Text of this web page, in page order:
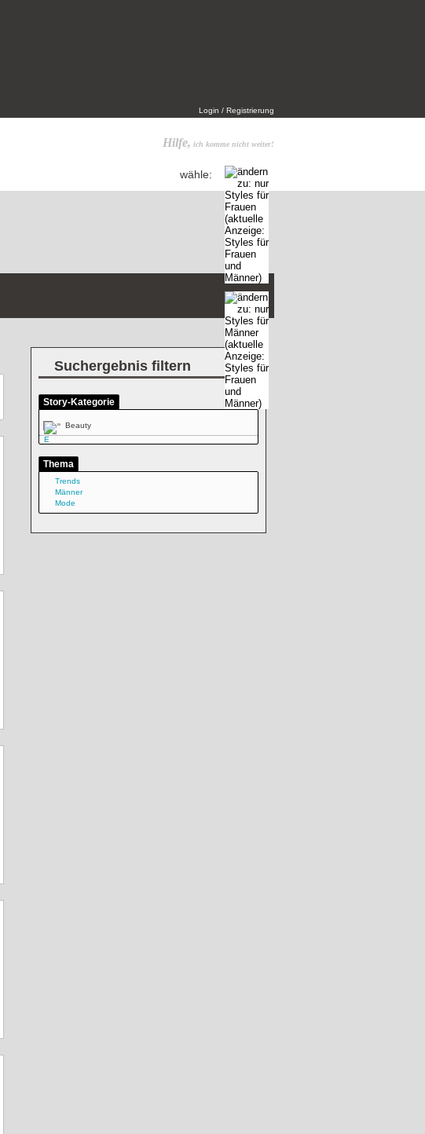
Login / Registrierung
Hilfe, ich komme nicht weiter!
wähle:
Suchergebnis filtern
Story-Kategorie
» Beauty
Thema
Trends
Männer
Mode